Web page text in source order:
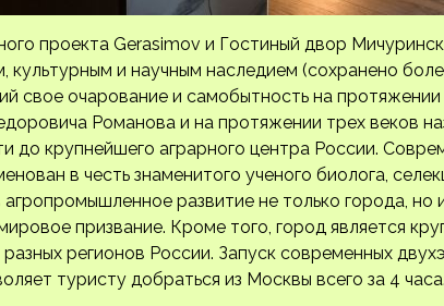
проекта Gerasimov и Гостиный двор
культурным и научным наследием (сохранено
свое очарование и самобытность на
Романова и на протяжении трех веков
до крупнейшего аграрного центра России.
в честь знаменитого ученого биолога,
развитие не только города, но
призвание. Кроме того, город является
регионов России. Запуск современных
туристу добраться из Москвы всего за 4 часа.